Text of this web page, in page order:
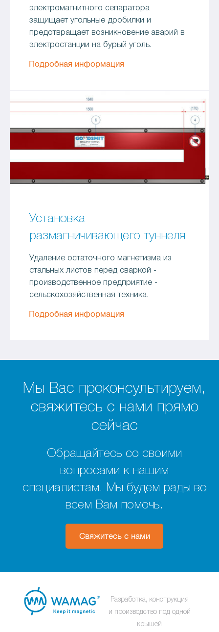
электромагнитного сепаратора
защищает угольные дробилки и
предотвращает возникновение аварий в
электростанции на бурый уголь.
Подробная информация
Установка
размагничивающего туннеля
Удаление остаточного магнетизма из
стальных листов перед сваркой -
производственное предприятие -
сельскохозяйственная техника.
Подробная информация
Мы Вас проконсультируем,
свяжитесь с нами прямо
сейчас
Обращайтесь со своими
вопросами к нашим
специалистам. Мы будем рады во
всем Вам помочь.
Свяжитесь с нами
Разработка, конструкция
и производство под одной
крышей